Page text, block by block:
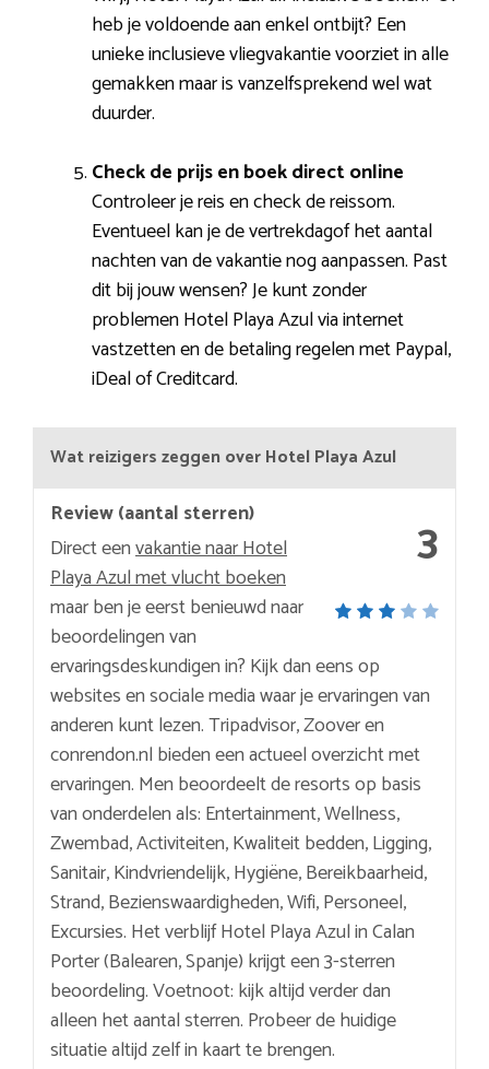
heb je voldoende aan enkel ontbijt? Een
unieke inclusieve vliegvakantie voorziet in alle
gemakken maar is vanzelfsprekend wel wat
duurder.
Check de prijs en boek direct online
Controleer je reis en check de reissom.
Eventueel kan je de vertrekdagof het aantal
nachten van de vakantie nog aanpassen. Past
dit bij jouw wensen? Je kunt zonder
problemen Hotel Playa Azul via internet
vastzetten en de betaling regelen met Paypal,
iDeal of Creditcard.
Wat reizigers zeggen over Hotel Playa Azul
3
Review (aantal sterren)
Direct eenvakantie naar Hotel
Playa Azul met vlucht boeken
maar ben je eerst benieuwd naar
beoordelingen van
ervaringsdeskundigen in? Kijk dan eens op
websites en sociale media waar je ervaringen van
anderen kunt lezen. Tripadvisor, Zoover en
conrendon.nl bieden een actueel overzicht met
ervaringen. Men beoordeelt de resorts op basis
van onderdelen als: Entertainment, Wellness,
Zwembad, Activiteiten, Kwaliteit bedden, Ligging,
Sanitair, Kindvriendelijk, Hygiëne, Bereikbaarheid,
Strand, Bezienswaardigheden, Wifi, Personeel,
Excursies. Het verblijf Hotel Playa Azul in Calan
Porter (Balearen, Spanje) krijgt een 3-sterren
beoordeling. Voetnoot: kijk altijd verder dan
alleen het aantal sterren. Probeer de huidige
situatie altijd zelf in kaart te brengen.